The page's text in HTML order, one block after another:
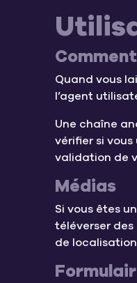
Quand vous
l’agent
Une chaîne
vérifier si
validation de
Médias
Si vous êtes
téléverser
de